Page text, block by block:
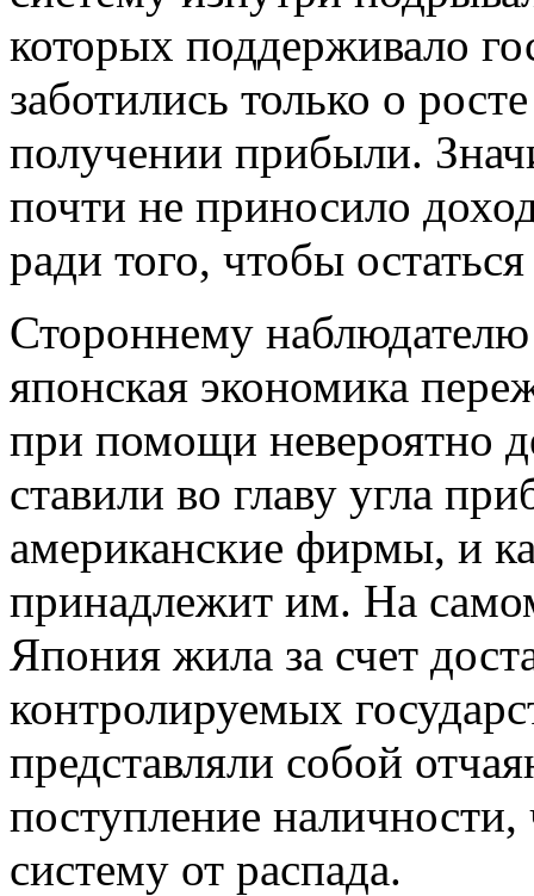
которых поддерживало
заботились только о
получении прибыли.
почти не приносило
ради того, чтобы
Стороннему наблюдателю
японская экономика
при помощи невероятно
ставили во главу угла
американские фирмы, и
принадлежит им. На
Япония жила за счет
контролируемых
представляли собой
поступление
систему от распада.